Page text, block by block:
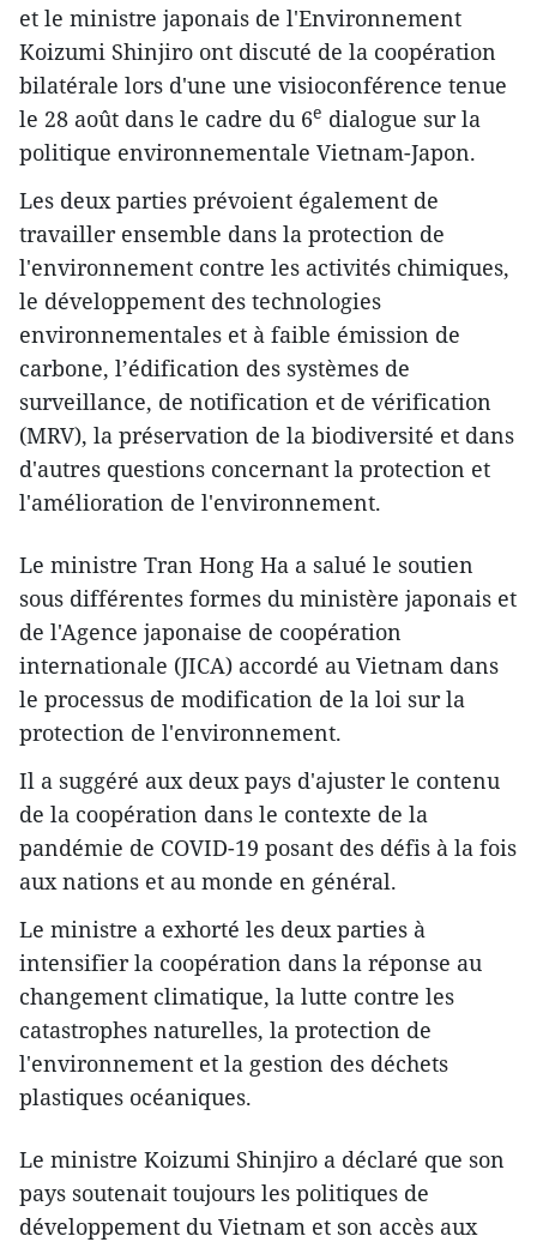
et le ministre japonais de l'Environnement
Koizumi Shinjiro ont discuté de la coopération
bilatérale lors d'une une visioconférence tenue
le 28 août dans le cadre du 6e dialogue sur la
politique environnementale Vietnam-Japon.
Les deux parties prévoient également de
travailler ensemble dans la protection de
l'environnement contre les activités chimiques,
le développement des technologies
environnementales et à faible émission de
carbone, l’édification des systèmes de
surveillance, de notification et de vérification
(MRV), la préservation de la biodiversité et dans
d'autres questions concernant la protection et
l'amélioration de l'environnement.
Le ministre Tran Hong Ha a salué le soutien
sous différentes formes du ministère japonais et
de l'Agence japonaise de coopération
internationale (JICA) accordé au Vietnam dans
le processus de modification de la loi sur la
protection de l'environnement.
Il a suggéré aux deux pays d'ajuster le contenu
de la coopération dans le contexte de la
pandémie de COVID-19 posant des défis à la fois
aux nations et au monde en général.
Le ministre a exhorté les deux parties à
intensifier la coopération dans la réponse au
changement climatique, la lutte contre les
catastrophes naturelles, la protection de
l'environnement et la gestion des déchets
plastiques océaniques.
Le ministre Koizumi Shinjiro a déclaré que son
pays soutenait toujours les politiques de
développement du Vietnam et son accès aux